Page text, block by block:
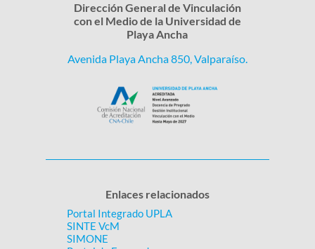
Dirección General de Vinculación
con el Medio de la Universidad de
Playa Ancha
Avenida Playa Ancha 850, Valparaíso.
Enlaces relacionados
Portal Integrado UPLA
SINTE VcM
SIMONE